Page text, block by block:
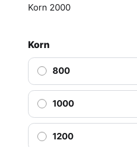
Korn 2000
Korn
800
1000
1200